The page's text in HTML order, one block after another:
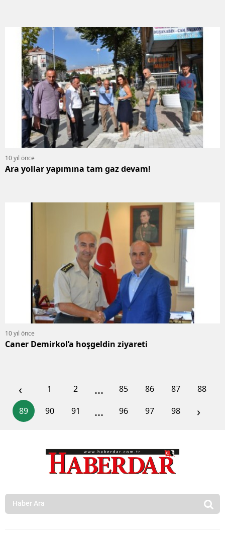
10 yıl önce
Ara yollar yapımına tam gaz devam!
10 yıl önce
Caner Demirkol’a hoşgeldin ziyareti
‹ 1 2 ... 85 86 87
88
89
90 91 ... 96 97 98 ›